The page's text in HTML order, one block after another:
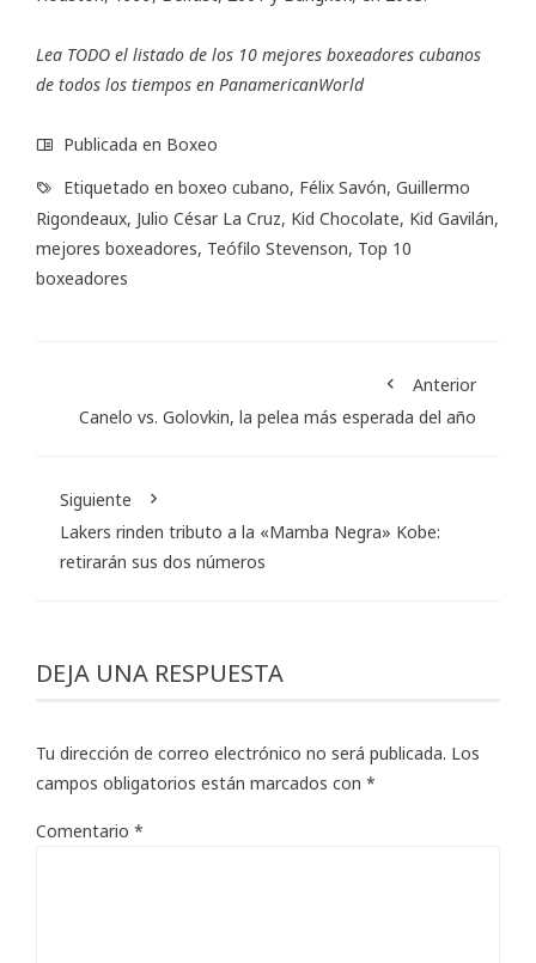
Lea TODO el listado de los 10 mejores boxeadores cubanos
de todos los tiempos en PanamericanWorld
Publicada en Boxeo
Etiquetado en boxeo cubano, Félix Savón, Guillermo
Rigondeaux, Julio César La Cruz, Kid Chocolate, Kid Gavilán,
mejores boxeadores, Teófilo Stevenson, Top 10
boxeadores
Anterior
Canelo vs. Golovkin, la pelea más esperada del año
Siguiente
Lakers rinden tributo a la «Mamba Negra» Kobe:
retirarán sus dos números
DEJA UNA RESPUESTA
Tu dirección de correo electrónico no será publicada. Los
campos obligatorios están marcados con *
Comentario *